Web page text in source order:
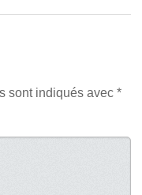
sont indiqués avec*